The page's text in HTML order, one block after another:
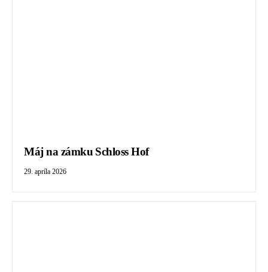
Máj na zámku Schloss Hof
29. apríla 2026